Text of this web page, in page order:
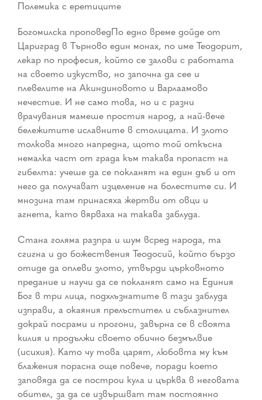
Полемика с еретиците
Богомилска проповедПо едно време дойде от
Цариград в Търново един монах, по име Теодорит,
лекар по професия, който се залови с работата
на своето изкуство, но започна да сее и
плевелите на Акиндиновото и Варлаамово
нечестие. И не само това, но и с разни
врачувания мамеше простия народ, а най-вече
бележитите иславните в столицата. И злото
толкова много напредна, щото той откъсна
немалка част от града към такава пропаст на
гибелта: учеше да се покланят на един дъб и от
него да получават изцеление на болестите си. И
мнозина там принасяха жертви от овци и
агнета, като вярваха на такава заблуда.
Стана голяма разпра и шум всред народа, та
сгигна и до божествения Теодосий, който бързо
отиде да оплеви злото, утвърди църковното
предание и научи да се покланят само на Единия
Бог в три лица, подхлъзнатите в тази заблуда
изправи, а окаяния прелъстител и съблазнител
докрай посрами и прогони, завърна се в своята
килия и продължи своето обично безмълвие
(исихия). Като чу това царят, любовта му към
блажения порасна още повече, поради което
заповяда да се построи кула и църква в неговата
обител, за да се извършват там постоянно